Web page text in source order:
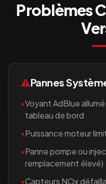
Problèmes
⚠️Pannes
•Voyant AdBlue
tableau de bord
•Puissance moteur
•Panne pompe ou
remplacement élevé)
•Capteurs NOx